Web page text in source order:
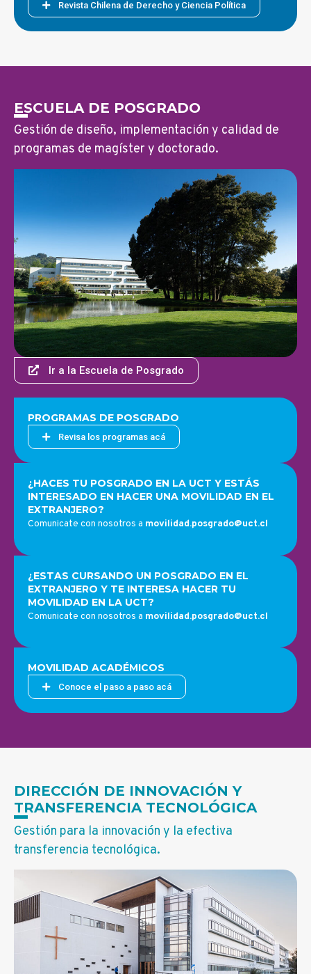
Revista Chilena de Derecho y Ciencia Política
ESCUELA DE POSGRADO
Gestión de diseño, implementación y calidad de
programas de magíster y doctorado.
Ir a la Escuela de Posgrado
PROGRAMAS DE POSGRADO
Revisa los programas acá
¿HACES TU POSGRADO EN LA UCT Y ESTÁS
INTERESADO EN HACER UNA MOVILIDAD EN EL
EXTRANJERO?
Comunicate con nosotros a movilidad.posgrado@uct.cl
¿ESTAS CURSANDO UN POSGRADO EN EL
EXTRANJERO Y TE INTERESA HACER TU
MOVILIDAD EN LA UCT?
Comunicate con nosotros a movilidad.posgrado@uct.cl
MOVILIDAD ACADÉMICOS
Conoce el paso a paso acá
DIRECCIÓN DE INNOVACIÓN Y
TRANSFERENCIA TECNOLÓGICA
Gestión para la innovación y la efectiva
transferencia tecnológica.